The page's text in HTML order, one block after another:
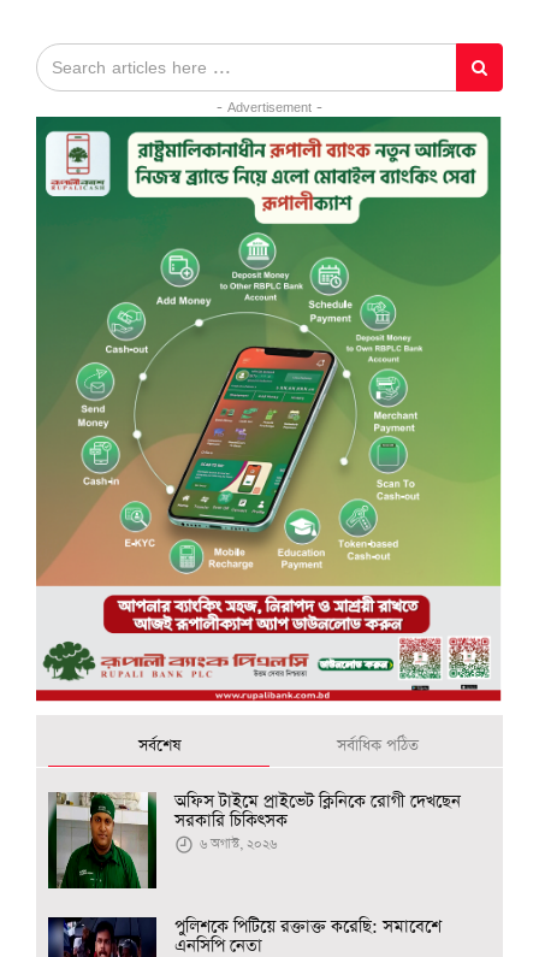
- Advertisement -
সর্বশেষ সর্বাধিক পঠিত
অফিস টাইমে প্রাইভেট ক্লিনিকে রোগী দেখছেন
সরকারি চিকিৎসক
৬ অগাস্ট, ২০২৬
পুলিশকে পিটিয়ে রক্তাক্ত করেছি: সমাবেশে
এনসিপি নেতা